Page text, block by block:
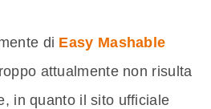
di Easy Mashable
attualmente non risulta
in quanto il sito ufficiale